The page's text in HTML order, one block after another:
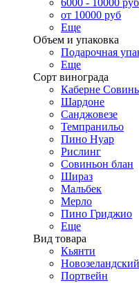
6000 - 10000 руб
от 10000 руб
Еще
Объем и упаковка
Подарочная
Еще
Сорт винограда
Каберне
Шардоне
Санджовезе
Темпранильо
Пино Нуар
Рислинг
Совиньон блан
Шираз
Мальбек
Мерло
Пино Гриджио
Еще
Вид товара
Кьянти
Портвейн